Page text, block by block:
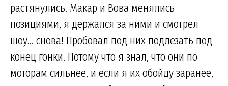
растянулись. Макар и Вова менялись
позициями, я держался за ними и смотрел
шоу... снова! Пробовал под них подлезать под
конец гонки. Потому что я знал, что они по
моторам сильнее, и если я их обойду заранее,